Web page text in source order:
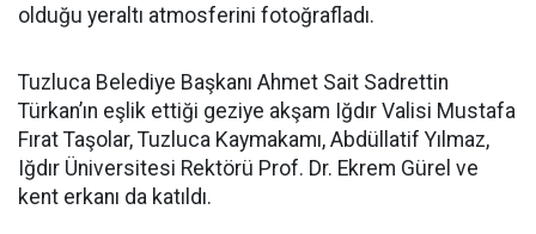
olduğu yeraltı atmosferini fotoğrafladı.
Tuzluca Belediye Başkanı Ahmet Sait Sadrettin
Türkan’ın eşlik ettiği geziye akşam Iğdır Valisi Mustafa
Fırat Taşolar, Tuzluca Kaymakamı, Abdüllatif Yılmaz,
Iğdır Üniversitesi Rektörü Prof. Dr. Ekrem Gürel ve
kent erkanı da katıldı.